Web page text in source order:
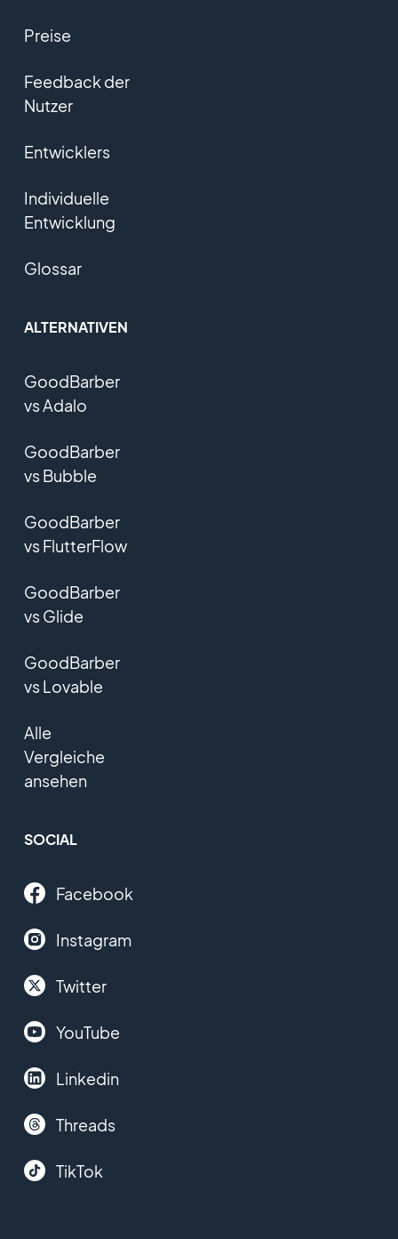
Preise
Feedback der
Nutzer
Entwicklers
Individuelle
Entwicklung
Glossar
ALTERNATIVEN
GoodBarber
vs Adalo
GoodBarber
vs Bubble
GoodBarber
vs FlutterFlow
GoodBarber
vs Glide
GoodBarber
vs Lovable
Alle
Vergleiche
ansehen
SOCIAL
Facebook
Instagram
Twitter
YouTube
Linkedin
Threads
TikTok